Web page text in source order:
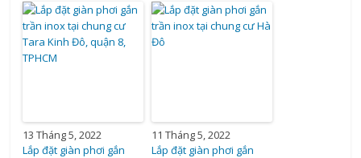
13 Tháng 5, 2022
Lắp đặt giàn phơi gắn
11 Tháng 5, 2022
Lắp đặt giàn phơi gắn